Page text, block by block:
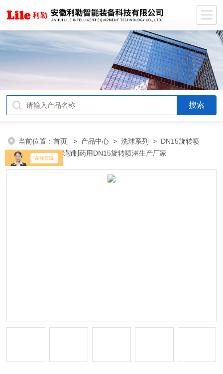
当前位置：首页 > 产品中心 >洗球系列 > DN15旋转喷
淋
> 不锈钢米勒制药用DN15旋转喷淋生产厂家